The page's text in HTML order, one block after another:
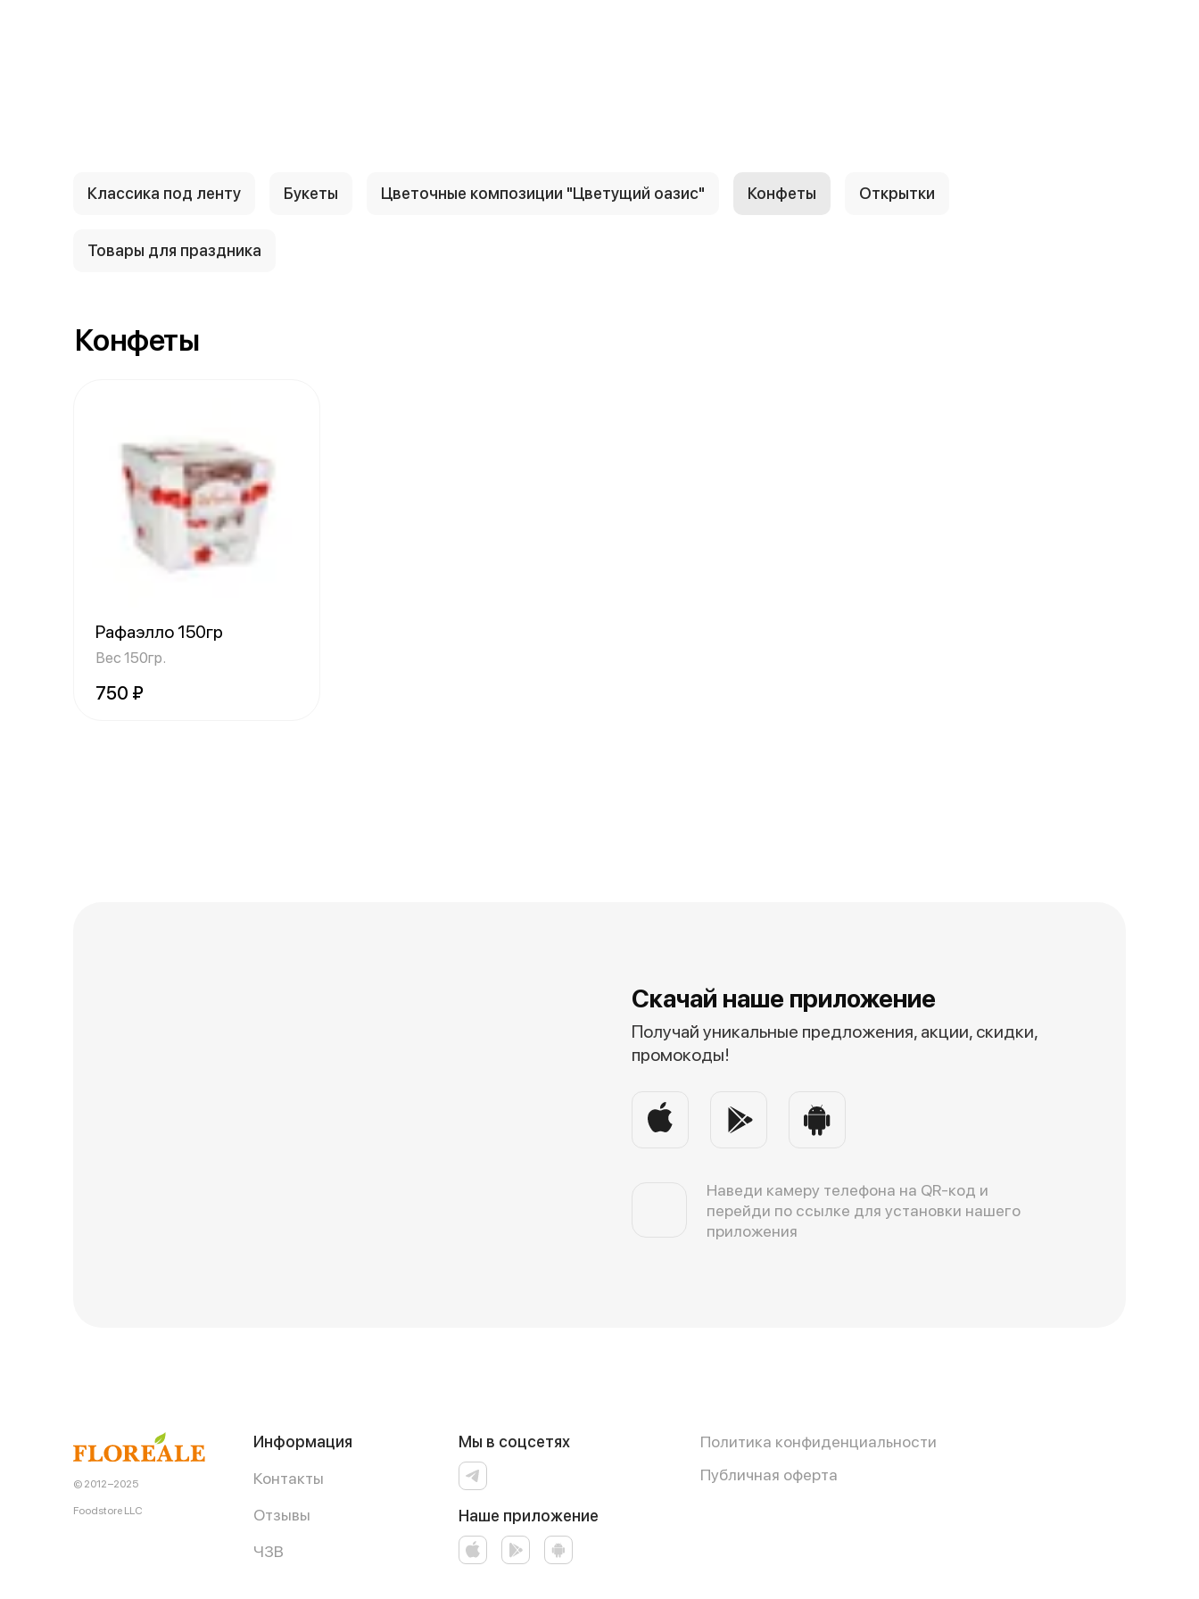
Классика под ленту Букеты Цветочные композиции "Цветущий оазис" Конфеты Открытки
Товары для праздника
Конфеты
Рафаэлло 150гр
Вес 150гр.
750 ₽
Скачай наше приложение
Получай уникальные предложения, акции, скидки,
промокоды!
Наведи камеру телефона на QR-код и
перейди по ссылке для установки нашего
приложения
© 2012−2025
Foodstore LLC
Информация
Контакты
Отзывы
ЧЗВ
Мы в соцсетях
Наше приложение
Политика конфиденциальности
Публичная оферта